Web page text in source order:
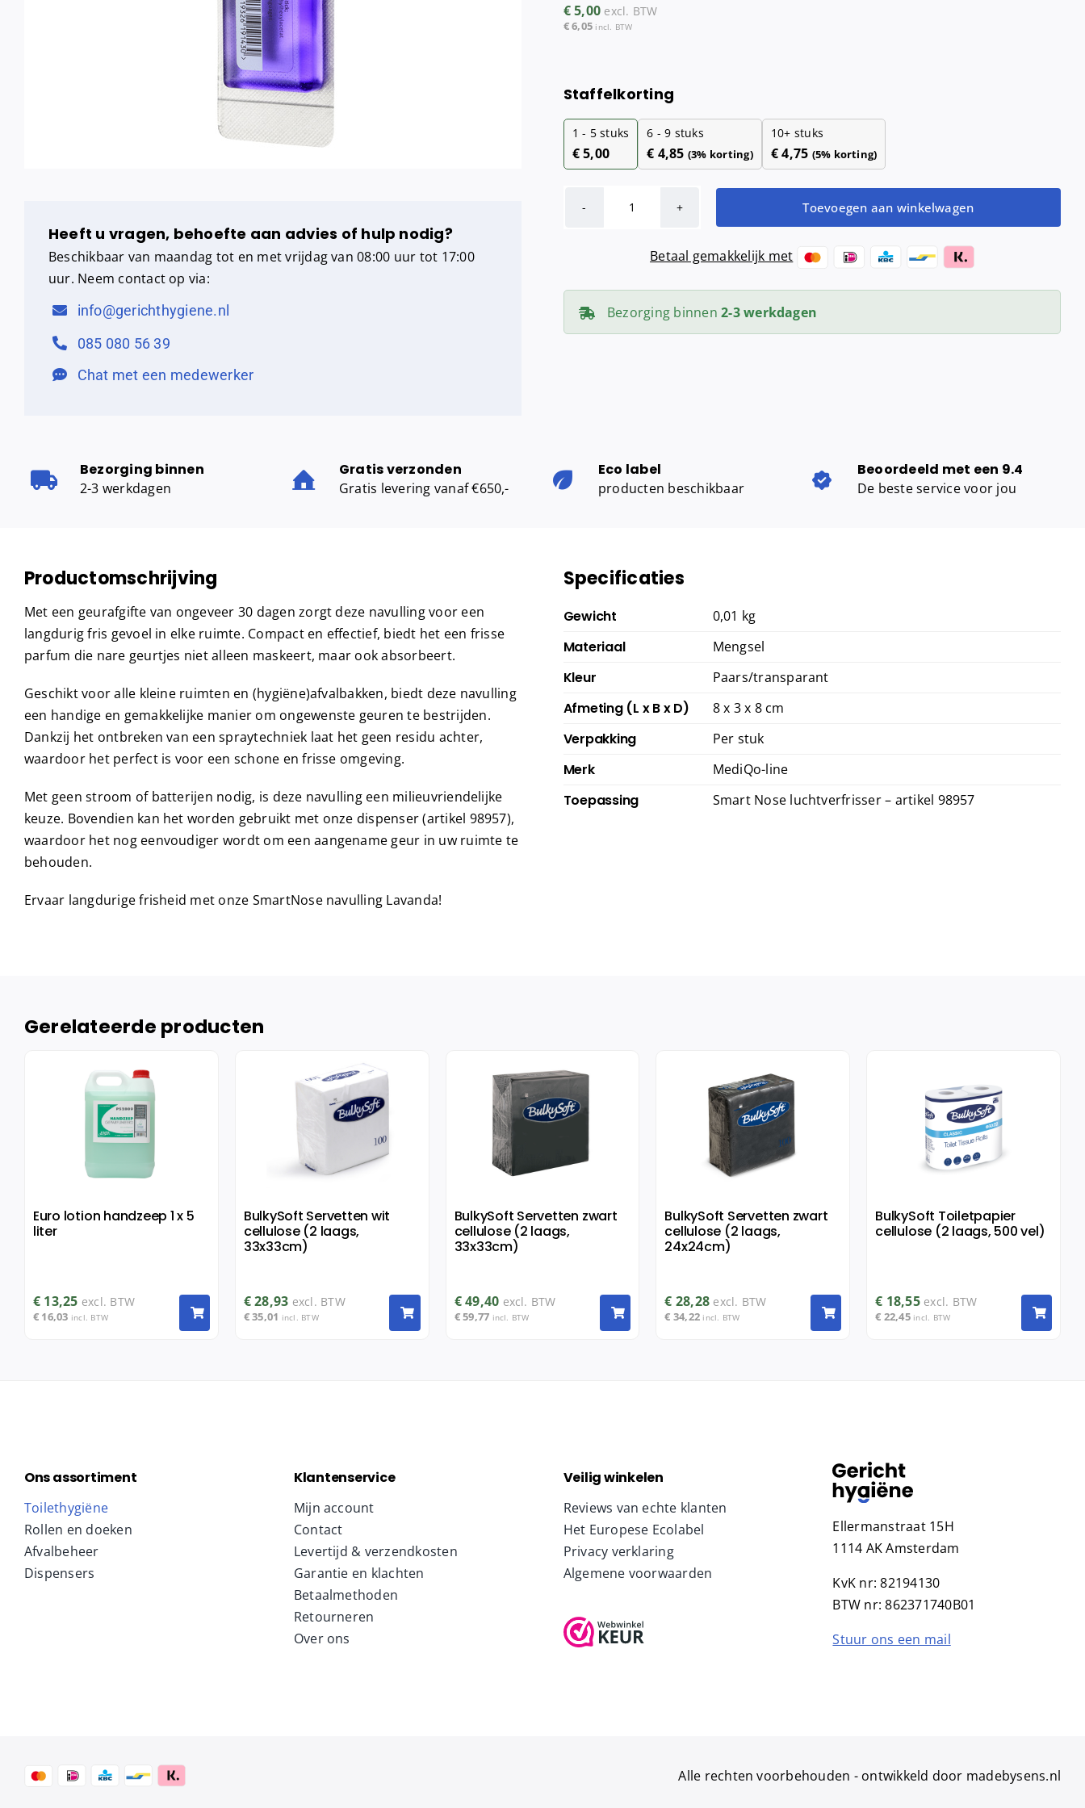
Maandverband- &
Heeft u vragen, behoefte aan advies of hulp nodig?
Beschikbaar van maandag tot en met vrijdag van 08:00 uur tot 17:00
uur. Neem contact op via:
info@gerichthygiene.nl
085 080 56 39
Chat met een medewerker
€5,00 excl. BTW
€6,05 incl. BTW
Staffelkorting
1 - 5stuks
€5,00
6 - 9 stuks
€ 4,85 (3% korting)
10+ stuks
€4,75 (5% korting)
Smart
vulling
aantal
Toevoegen aan winkelwagen
Betaal gemakkelijk met
Bezorging binnen2-3 werkdagen
Bezorging binnen
2-3 werkdagen
Gratis verzonden
Gratis levering vanaf €650,-
Eco label
producten beschikbaar
Beoordeeld met een 9.4
De beste service voor jou
Productomschrijving
Met een geurafgifte van ongeveer 30 dagen zorgt deze navulling voor een
langdurig fris gevoel in elke ruimte. Compact en effectief, biedt het een frisse
parfum die nare geurtjes niet alleen maskeert, maar ook absorbeert.
Geschikt voor alle kleine ruimten en (hygiëne)afvalbakken, biedt deze navulling
een handige en gemakkelijke manier om ongewenste geuren te bestrijden.
Dankzij het ontbreken van een spraytechniek laat het geen residu achter,
waardoor het perfect is voor een schone en frisse omgeving.
Met geen stroom of batterijen nodig, is deze navulling een milieuvriendelijke
keuze. Bovendien kan het worden gebruikt met onze dispenser (artikel 98957),
waardoor het nog eenvoudiger wordt om een aangename geur in uw ruimte te
behouden.
Ervaar langdurige frisheid met onze SmartNose navulling Lavanda!
Specificaties
Gewicht 0,01 kg
Materiaal Mengsel
Kleur Paars/transparant
Afmeting (L x B x D) 8 x 3 x 8 cm
Verpakking Per stuk
Merk MediQo-line
Toepassing Smart Nose luchtverfrisser – artikel 98957
Gerelateerde producten
Euro lotion handzeep 1 x 5
liter
€ 13,25 excl. BTW
€ 16,03 incl. BTW
BulkySoft Servetten wit
cellulose (2 laags,
33x33cm)
€28,93 excl. BTW
€35,01 incl. BTW
BulkySoft Servetten zwart
cellulose (2 laags,
33x33cm)
€49,40 excl. BTW
€59,77 incl. BTW
BulkySoft Servetten zwart
cellulose (2 laags,
24x24cm)
€ 28,28 excl. BTW
€ 34,22 incl. BTW
BulkySoft Toiletpapier
cellulose (2 laags, 500 vel)
€ 18,55 excl. BTW
€ 22,45 incl. BTW
Ons assortiment
Toilethygiëne
Rollen en doeken
Afvalbeheer
Dispensers
Klantenservice
Mijn account
Contact
Levertijd & verzendkosten
Garantie en klachten
Betaalmethoden
Retourneren
Over ons
Veilig winkelen
Reviews van echte klanten
Het Europese Ecolabel
Privacy verklaring
Algemene voorwaarden
Ellermanstraat 15H
1114 AK Amsterdam
KvK nr: 82194130
BTW nr: 862371740B01
Stuur ons een mail
Alle rechten voorbehouden - ontwikkeld door madebysens.nl